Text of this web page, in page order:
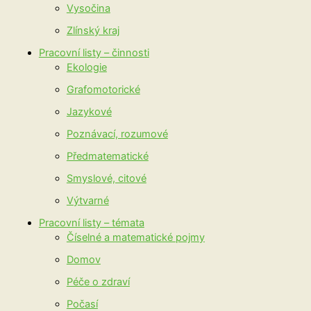
Vysočina
Zlínský kraj
Pracovní listy – činnosti
Ekologie
Grafomotorické
Jazykové
Poznávací, rozumové
Předmatematické
Smyslové, citové
Výtvarné
Pracovní listy – témata
Číselné a matematické pojmy
Domov
Péče o zdraví
Počasí